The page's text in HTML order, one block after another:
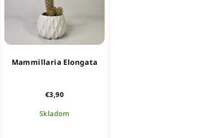
Mammillaria Elongata
€3,90
Skladom